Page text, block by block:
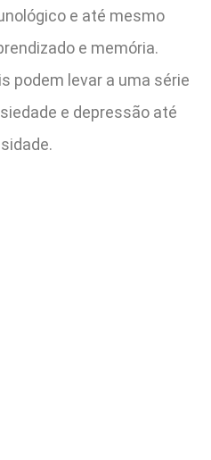
e até mesmo
e memória.
podem levar a uma série
e depressão até